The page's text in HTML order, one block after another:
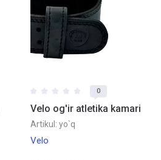
0
Velo og'ir atletika kamari
Artikul: yo`q
Velo